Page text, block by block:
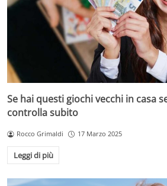
Se hai questi giochi vecchi in casa
controlla subito
Rocco Grimaldi 17 Marzo 2025
Leggi di più